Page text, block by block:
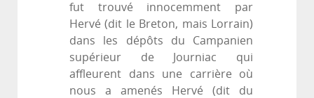
fut trouvé innocemment par
Hervé (dit le Breton, mais Lorrain)
dans les dépôts du Campanien
supérieur de Journiac qui
affleurent dans une carrière où
nous a amenés Hervé (dit du